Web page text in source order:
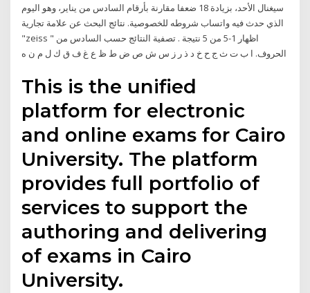
سيغنال الأحد، بزيادة 18 ضعفا مقارنة بأرقام السادس من يناير، وهو اليوم
الذي حدث فيه واتساب شروطه للخصوصية. نتائج البحث عن علامة تجارية
"zeiss " اظهار 1-5 من 5 نتيجة . تصفية النتائج حسب السادس من
الحروف. ا ب ت ث ج ح خ د ذ ر ز س ش ص ض ط ظ ع غ ف ق ك ل م ن ه
This is the unified
platform for electronic
and online exams for Cairo
University. The platform
provides full portfolio of
services to support the
authoring and delivering
of exams in Cairo
University.